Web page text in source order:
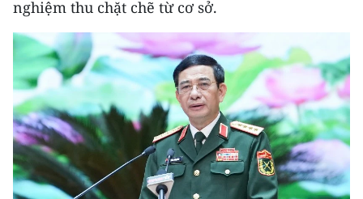
nghiệm thu chặt chẽ từ cơ sở.